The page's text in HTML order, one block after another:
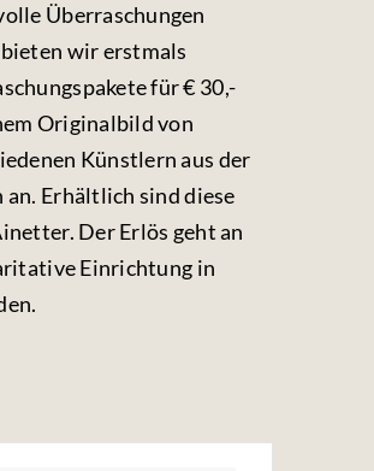
Überraschungen
wir erstmals
für € 30,-
Originalbild von
Künstlern aus der
an. Erhältlich sind diese
Der Erlös geht an
Einrichtung in